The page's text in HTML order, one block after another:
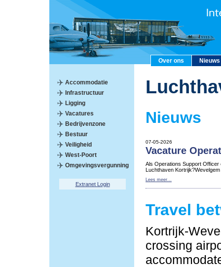
Over ons Nieuws
Accommodatie
Infrastructuur
Ligging
Vacatures
Bedrijvenzone
Bestuur
Veiligheid
West-Poort
Omgevingsvergunning
Extranet Login
Nieuws
07-05-2026
Vacature
Als Operations Support Officer
Luchthaven
Lees meer...
Travel
Kortrijk-
crossing